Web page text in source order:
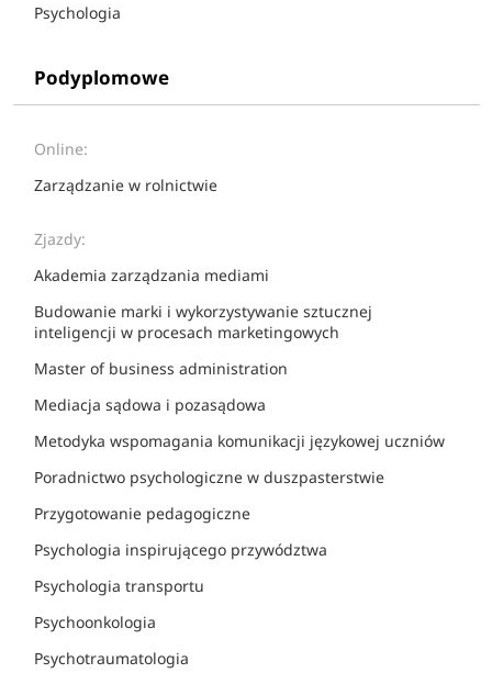
Psychologia
Podyplomowe
Online:
Zarządzanie w rolnictwie
Zjazdy:
Akademia zarządzania mediami
Budowanie marki i wykorzystywanie sztucznej
inteligencji w procesach marketingowych
Master of business administration
Mediacja sądowa i pozasądowa
Metodyka wspomagania komunikacji językowej uczniów
Poradnictwo psychologiczne w duszpasterstwie
Przygotowanie pedagogiczne
Psychologia inspirującego przywództwa
Psychologia transportu
Psychoonkologia
Psychotraumatologia